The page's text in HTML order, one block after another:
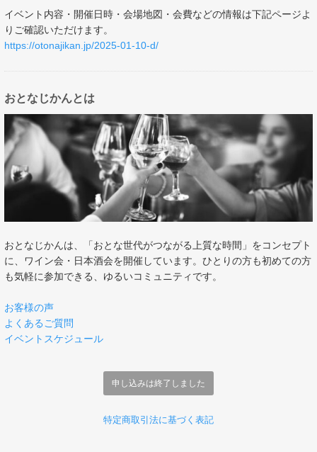
イベント内容・開催日時・会場地図・会費などの情報は下記ページよ
りご確認いただけます。
https://otonajikan.jp/2025-01-10-d/
おとなじかんとは
おとなじかんは、「おとな世代がつながる上質な時間」をコンセプト
に、ワイン会・日本酒会を開催しています。ひとりの方も初めての方
も気軽に参加できる、ゆるいコミュニティです。
お客様の声
よくあるご質問
イベントスケジュール
申し込みは終了しました
特定商取引法に基づく表記